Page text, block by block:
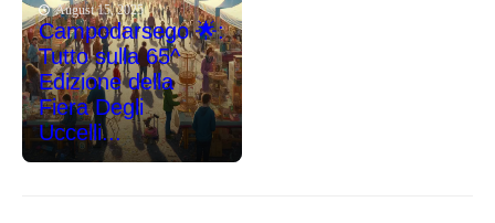
August 15, 2025
Campodarsego 🌟:
Tutto sulla 65^
Edizione della
Fiera Degli
Uccelli...